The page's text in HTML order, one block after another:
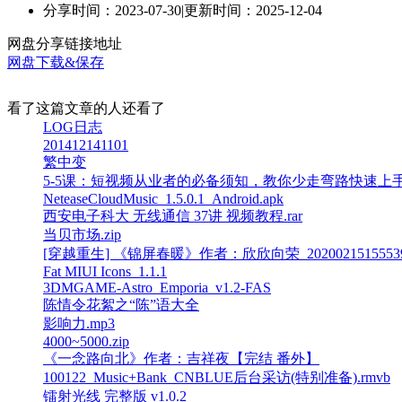
分享时间：2023-07-30|更新时间：2025-12-04
网盘分享链接地址
网盘下载&保存
看了这篇文章的人还看了
LOG日志
201412141101
繁中变
5-5课：短视频从业者的必备须知，教你少走弯路快速上
NeteaseCloudMusic_1.5.0.1_Android.apk
西安电子科大 无线通信 37讲 视频教程.rar
当贝市场.zip
[穿越重生] 《锦屏春暖》作者：欣欣向荣
Fat MIUI Icons_1.1.1
3DMGAME-Astro_Emporia_v1.2-FAS
陈情令花絮之“陈”语大全
影响力.mp3
4000~5000.zip
《一念路向北》作者：吉祥夜【完结 番外】
100122_Music+Bank_CNBLUE后台采访(特别准备).rmvb
镭射光线 完整版 v1.0.2